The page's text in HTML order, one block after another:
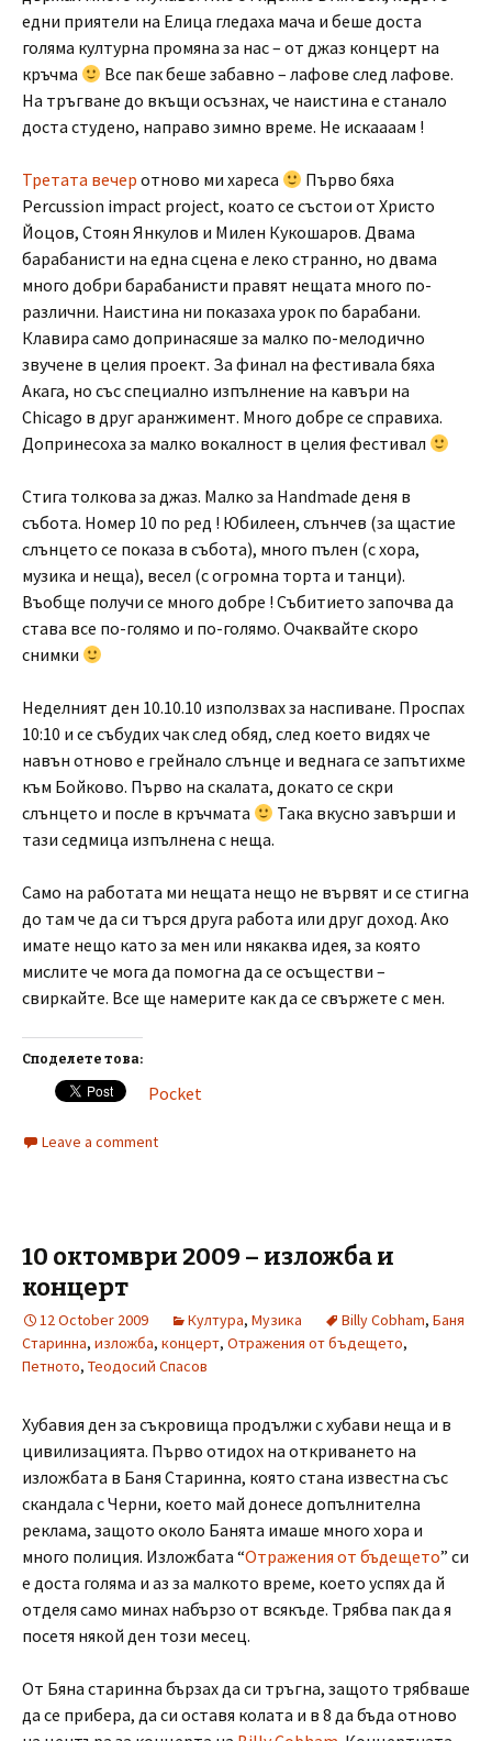
едни приятели на Елица гледаха мача и беше доста
голяма културна промяна за нас – от джаз концерт на
кръчма
Все пак беше забавно – лафове след лафове.
На тръгване до вкъщи осъзнах, че наистина е станало
доста студено, направо зимно време. Не искаааам !
Третата вечер отново ми хареса
Първо бяха
Percussion impact project, коато се състои от Христо
Йоцов, Стоян Янкулов и Милен Кукошаров. Двама
барабанисти на една сцена е леко странно, но двама
много добри барабанисти правят нещата много по-
различни. Наистина ни показаха урок по барабани.
Клавира само допринасяше за малко по-мелодично
звучене в целия проект. За финал на фестивала бяха
Акага, но със специално изпълнение на кавъри на
Chicago в друг аранжимент. Много добре се справиха.
Допринесоха за малко вокалност в целия фестивал
Стига толкова за джаз. Малко за Handmade деня в
събота. Номер 10 по ред ! Юбилеен, слънчев (за щастие
слънцето се показа в събота), много пълен (с хора,
музика и неща), весел (с огромна торта и танци).
Въобще получи се много добре ! Събитието започва да
става все по-голямо и по-голямо. Очаквайте скоро
снимки
Неделният ден 10.10.10 използвах за наспиване. Проспах
10:10 и се събудих чак след обяд, след което видях че
навън отново е грейнало слънце и веднага се запътихме
към Бойково. Първо на скалата, докато се скри
слънцето и после в кръчмата
Така вкусно завърши и
тази седмица изпълнена с неща.
Само на работата ми нещата нещо не вървят и се стигна
до там че да си търся друга работа или друг доход. Ако
имате нещо като за мен или някаква идея, за която
мислите че мога да помогна да се осъществи –
свиркайте. Все ще намерите как да се свържете с мен.
Споделете това:
Pocket
Leave a comment
10 октомври 2009 – изложба и
концерт
12 October 2009 Култура, Музика Billy Cobham, Баня
Старинна, изложба, концерт, Отражения от бъдещето,
Петното, Теодосий Спасов
Хубавия ден за съкровища продължи с хубави неща и в
цивилизацията. Първо отидох на откриването на
изложбата в Баня Старинна, която стана известна със
скандала с Черни, което май донесе допълнителна
реклама, защото около Банята имаше много хора и
много полиция. Изложбата “Отражения от бъдещето” си
е доста голяма и аз за малкото време, което успях да й
отделя само минах набързо от всякъде. Трябва пак да я
посетя някой ден този месец.
От Бяна старинна бързах да си тръгна, защото трябваше
да се прибера, да си оставя колата и в 8 да бъда отново